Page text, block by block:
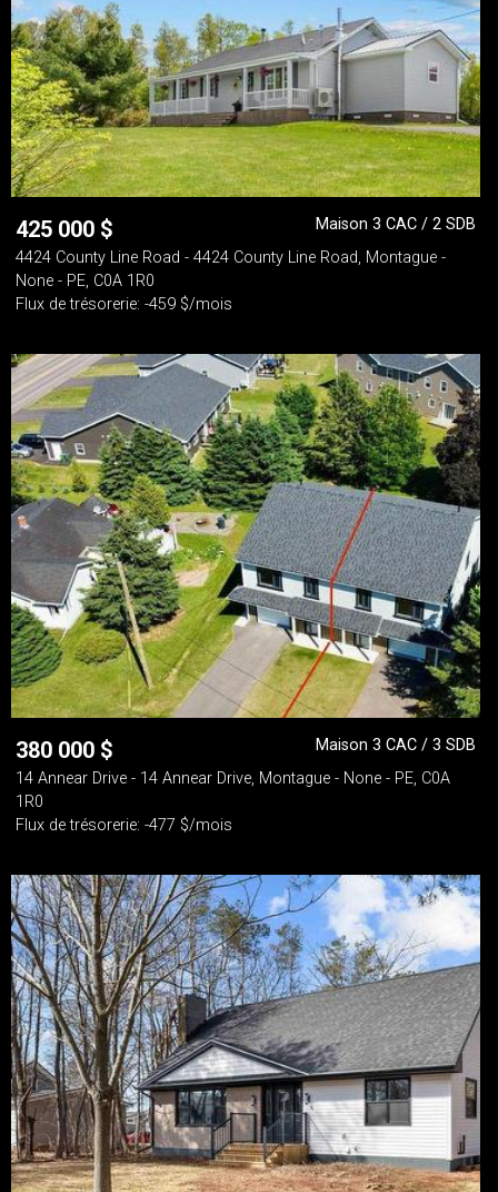
425 000 $
Maison 3 CAC / 2 SDB
4424 County Line Road - 4424 County Line Road, Montague -
None - PE, C0A 1R0
Flux de trésorerie: -459 $/mois
380 000 $
Maison 3 CAC / 3 SDB
14 Annear Drive - 14 Annear Drive, Montague - None - PE, C0A
1R0
Flux de trésorerie: -477 $/mois